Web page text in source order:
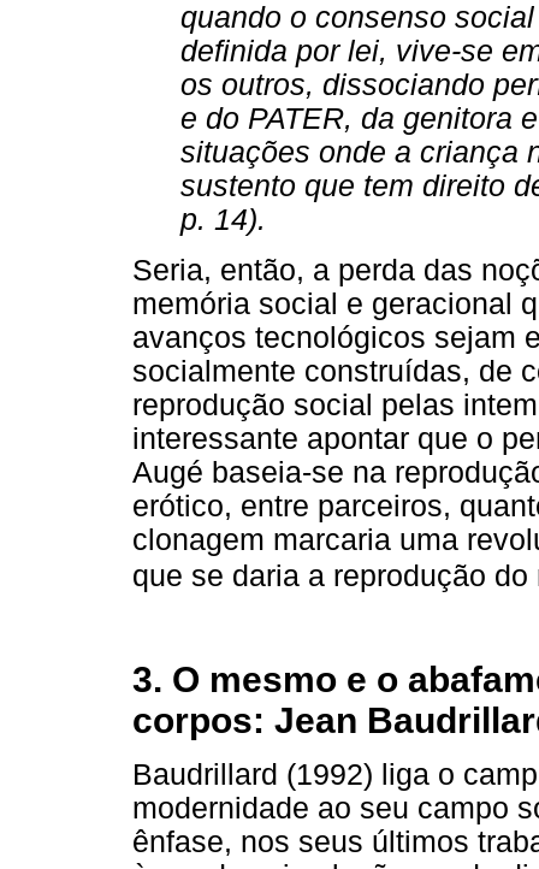
quando o consenso
definida por lei, vive-se
os outros, dissociando
e do PATER, da genitora
situações onde a criança
sustento que tem direito
p. 14).
Seria, então, a perda das
memória social e geracional
avanços tecnológicos sejam
socialmente construídas, de
reprodução social pelas
interessante apontar que o
Augé baseia-se na
erótico, entre parceiros,
clonagem marcaria uma
que se daria a reprodução
3. O mesmo e o
corpos: Jean
Baudrillard (1992) liga o
modernidade ao seu campo
ênfase, nos seus últimos